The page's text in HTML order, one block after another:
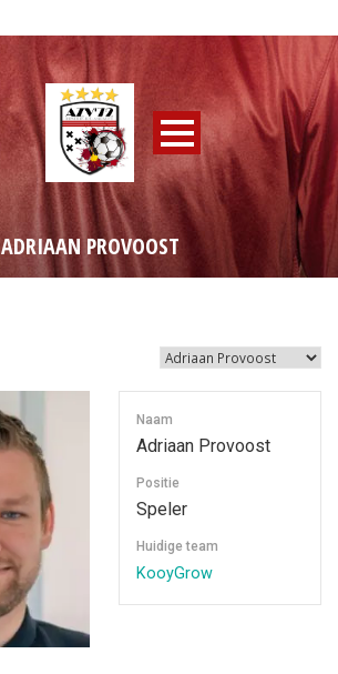
ADRIAAN PROVOOST
Naam
Adriaan Provoost
Positie
Speler
Huidige team
KooyGrow